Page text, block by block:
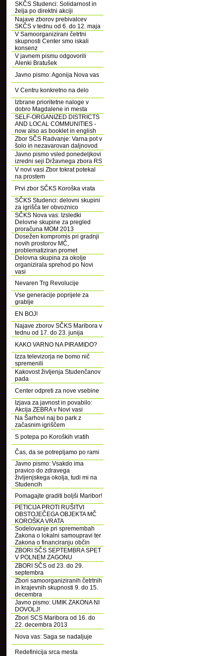
SKČS Studenci: Solidarnost in
želja po direktni akciji
Najave zborov prebivalcev
SKČS v tednu od 6. do 12. maja
V Samoorganizirani četrtni
skupnosti Center smo iskali
konsenz
V javnem pismu odgovorili
Alenki Bratušek
Javno pismo: Agonija Nova vas
V Centru konkretno na delo
Izbrane prioritetne naloge v
dobro Magdalene in mesta
SELF-ORGANIZED DISTRICTS
AND LOCAL COMMUNITIES -
now also as booklet in english
Zbor SČS Radvanje: Varna pot v
šolo in nezavarovan daljnovod
Javno pismo vsled ponedeljkovi
izredni seji Državnega zbora RS
V novi vasi Zbor tokrat potekal
na prostem
Prvi zbor SČKS Koroška vrata
SČKS Studenci: delovni skupini
za igrišča ter obvoznico
SČKS Nova vas: Izsledki
Delovne skupine za pregled
proračuna MOM 2013
Dosežen kompromis pri gradnji
novih prostorov MČ,
problematiziran promet
Delovna skupina za okolje
organizirala sprehod po Novi
vasi
Nevaren Trg Revolucije
Vse generacije poprijele za
grablje
EN BOJ!
Najave zborov SČKS Maribora v
tednu od 17. do 23. junija
KAKO VARNO NA PIRAMIDO?
Izza televizorja ne bomo nič
spremenili
Kakovost življenja Studenčanov
pada
Center odpreti za nove vsebine
Izjava za javnost in povabilo:
Akcija ZEBRA v Novi vasi
Na Šarhovi naj bo park z
začasnim igriščem
S potepa po Koroških vratih
Čas, da se potrepljamo po rami
Javno pismo: Vsakdo ima
pravico do zdravega
življenjskega okolja, tudi mi na
Studencih
Pomagajte graditi boljši Maribor!
PETICIJA PROTI RUŠITVI
OBSTOJEČEGA OBJEKTA MČ
KOROŠKA VRATA
Sodelovanje pri spremembah
Zakona o lokalni samoupravi ter
Zakona o financiranju občin
ZBORI SČS SEPTEMBRA SPET
V POLNEM ZAGONU
ZBORI SČS od 23. do 29.
septembra
Zbori samoorganiziranih četrtnih
in krajevnih skupnosti 9. do 15.
decembra
Javno pismo: UMIK ZAKONA NI
DOVOLJ!
Zbori SCS Maribora od 16. do
22. decembra 2013
Nova vas: Saga se nadaljuje
Redefinicija srca mesta